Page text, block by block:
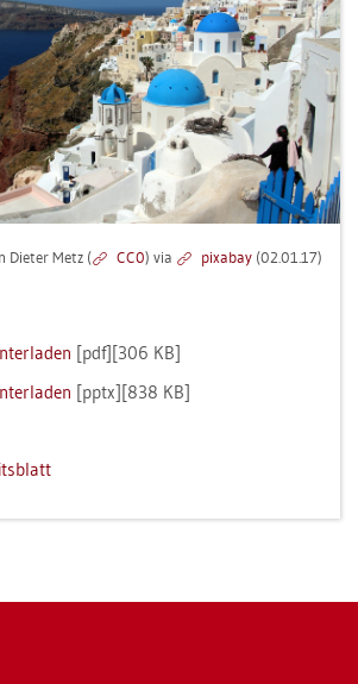
Die­ter Metz ( CC0) via pixabay (02.01.17)
[pdf][306 KB]
[pptx][838 KB]